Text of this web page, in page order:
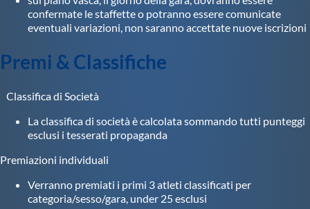
confermate le staffette o potranno essere comunicate
eventuali variazioni, non saranno accettate nuove iscrizioni
Premi & Classifiche
Classifica di Società
La classifica di società è calcolata sommando tutti punteggi
esclusi i tesserati propaganda
Premiazioni individuali
Verranno premiati i primi 3 atleti classificati per
categoria/sesso/gara, under 25 esclusi